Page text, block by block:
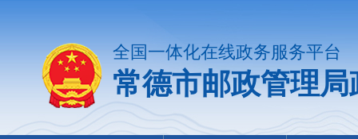
全国一体化在线政务服务平台
常德市邮政管理